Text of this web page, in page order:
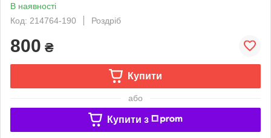
В наявності
Код: 214764-190
Роздріб
800 ₴
Купити
або
Купити з